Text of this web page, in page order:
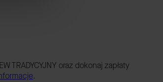
TRADYCYJNY oraz dokonaj zapłaty
.